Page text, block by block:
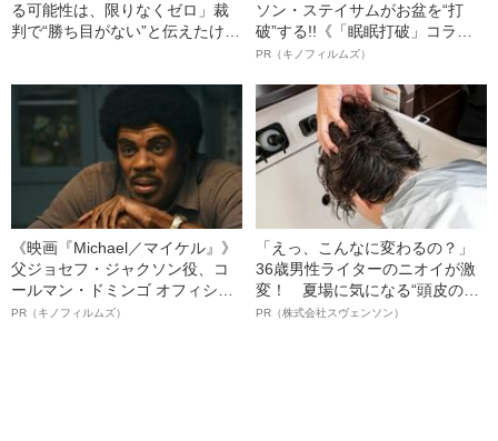
る可能性は、限りなくゼロ」裁
判で“勝ち目がない”と伝えたけれ
の葛藤」
ソン・ステイサムがお盆を“打
破”する!!《「眠眠打破」コラ
ボ》
PR（キノフィルムズ）
《映画『Michael／マイケル』》
父ジョセフ・ジャクソン役、コ
ールマン・ドミンゴ オフィシャ
ルインタビュー“観客を魅了した
PR（キノフィルムズ）
「えっ、こんなに変わるの？」
36歳男性ライターのニオイが激
変！ 夏場に気になる“頭皮のニ
オイ”や“ベタつき”を解消す
PR（株式会社スヴェンソン）